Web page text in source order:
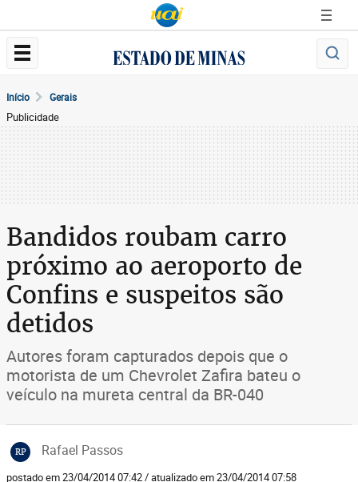
Início Gerais
Publicidade
Bandidos roubam carro
próximo ao aeroporto de
Confins e suspeitos são
detidos
Autores foram capturados depois que o
motorista de um Chevrolet Zafira bateu o
veículo na mureta central da BR-040
RP Rafael Passos
postado em 23/04/2014 07:42 / atualizado em 23/04/2014 07:58